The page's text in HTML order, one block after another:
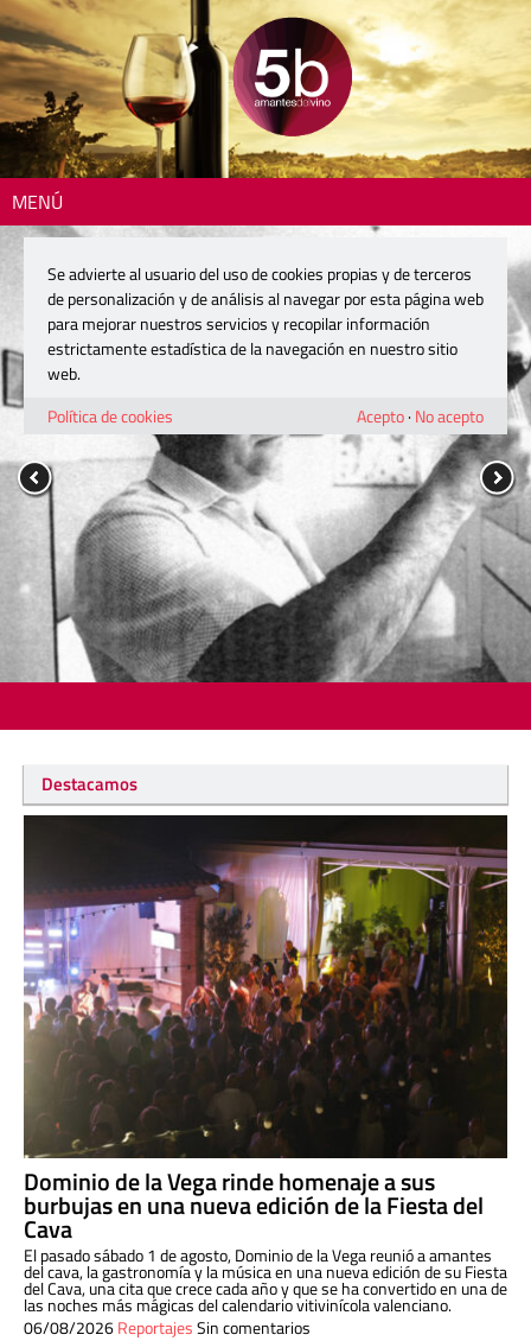
MENÚ
Destacamos
Dominio de la Vega rinde homenaje a sus
burbujas en una nueva edición de la Fiesta del
Cava
El pasado sábado 1 de agosto, Dominio de la Vega reunió a amantes
del cava, la gastronomía y la música en una nueva edición de su Fiesta
del Cava, una cita que crece cada año y que se ha convertido en una de
las noches más mágicas del calendario vitivinícola valenciano.
06/08/2026ReportajesSin comentarios
Se advierte al usuario del uso de cookies propias y de terceros
de personalización y de análisis al navegar por esta página web
para mejorar nuestros servicios y recopilar información
estrictamente estadística de la navegación en nuestro sitio
web.
Política de cookies
Acepto· No acepto